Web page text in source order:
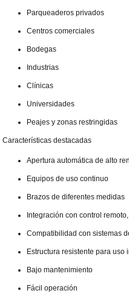
Parqueaderos privados
Centros comerciales
Bodegas
Industrias
Clínicas
Universidades
Peajes y zonas restringidas
Características destacadas
Apertura automática de alto
Equipos de uso continuo
Brazos de diferentes medidas
Integración con control
Compatibilidad con sistemas
Estructura resistente para uso
Bajo mantenimiento
Fácil operación